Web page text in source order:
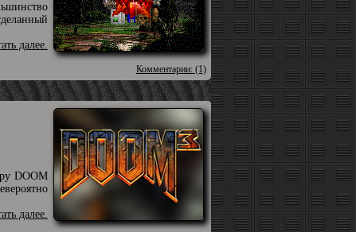
далее.
Комментарии: (1)
DOOM
далее.